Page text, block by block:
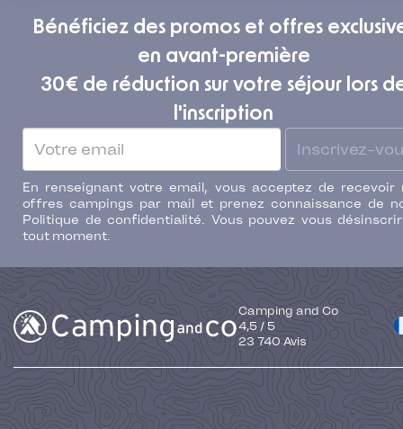
Bénéficiez des promos et offres
en avant-première
30€ de réduction sur votre séjour lors
l'inscription
Inscrivez-
En renseignant votre email, vous acceptez de recevoir
offres campings par mail et prenez connaissance de
Politique de confidentialité. Vous pouvez vous
tout moment.
Camping and Co
4,5 / 5
23 740 Avis